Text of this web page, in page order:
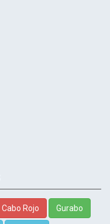
Cabo Rojo Gurabo